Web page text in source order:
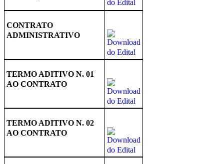
CONTRATO
ADMINISTRATIVO
TERMO ADITIVO N. 01
AO CONTRATO
TERMO ADITIVO N. 02
AO CONTRATO